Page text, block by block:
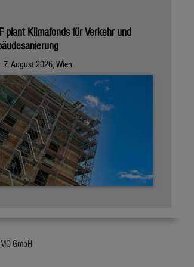
plant Klimafonds für Verkehr und
7. August 2026, Wien
GmbH